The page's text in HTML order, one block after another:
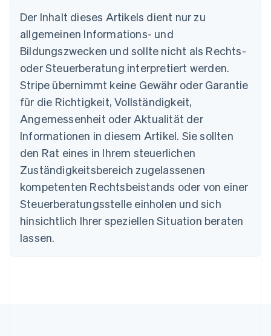
Der Inhalt dieses Artikels dient nur zu
allgemeinen Informations- und
Bildungszwecken und sollte nicht als Rechts-
oder Steuerberatung interpretiert werden.
Stripe übernimmt keine Gewähr oder Garantie
für die Richtigkeit, Vollständigkeit,
Angemessenheit oder Aktualität der
Informationen in diesem Artikel. Sie sollten
den Rat eines in Ihrem steuerlichen
Zuständigkeitsbereich zugelassenen
kompetenten Rechtsbeistands oder von einer
Steuerberatungsstelle einholen und sich
hinsichtlich Ihrer speziellen Situation beraten
lassen.
Australien
English
Belgien
NederlandsFrançaisDeutschEnglish
Português English
Bulgarien
English
Dänemark
English
Deutschland
Estland
English